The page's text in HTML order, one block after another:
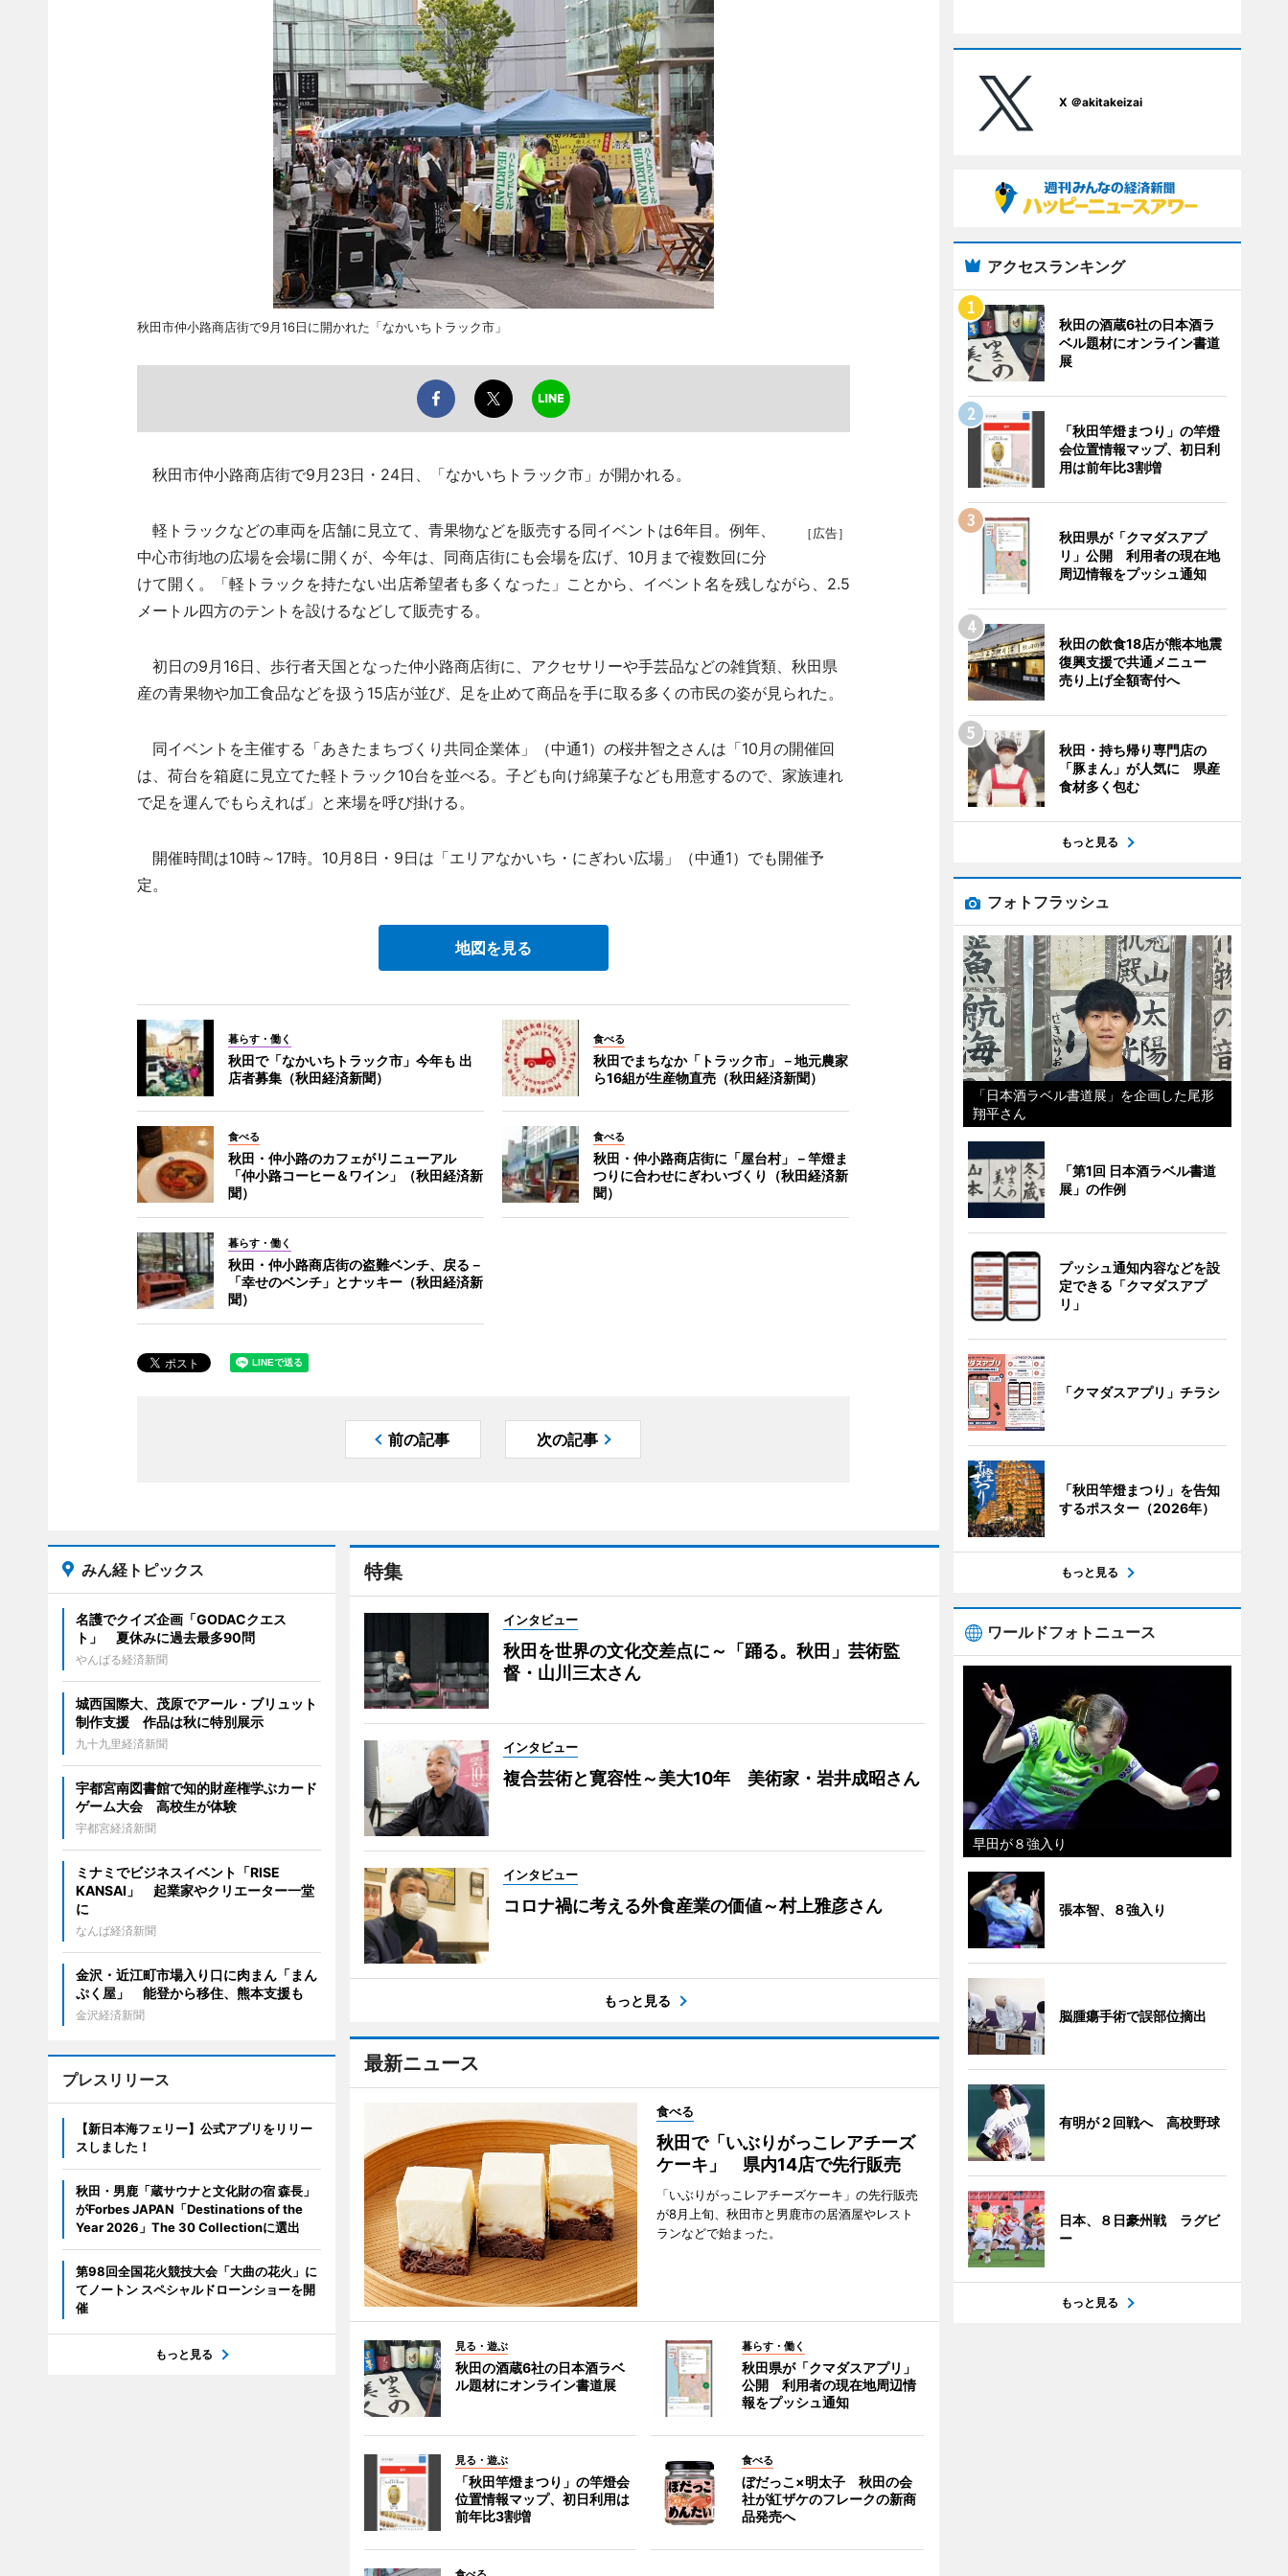
秋田市仲小路商店街で9月16日に開かれた「なかいちトラック市」
秋田市仲小路商店街で9月23日・24日、「なかいちトラック市」が開かれる。
［広告］
軽トラックなどの車両を店舗に見立て、青果物などを販売する同イベントは6年目。例年、
中心市街地の広場を会場に開くが、今年は、同商店街にも会場を広げ、10月まで複数回に分
けて開く。「軽トラックを持たない出店希望者も多くなった」ことから、イベント名を残しながら、2.5
メートル四方のテントを設けるなどして販売する。
初日の9月16日、歩行者天国となった仲小路商店街に、アクセサリーや手芸品などの雑貨類、秋田県
産の青果物や加工食品などを扱う15店が並び、足を止めて商品を手に取る多くの市民の姿が見られた。
同イベントを主催する「あきたまちづくり共同企業体」（中通1）の桜井智之さんは「10月の開催回
は、荷台を箱庭に見立てた軽トラック10台を並べる。子ども向け綿菓子なども用意するので、家族連れ
で足を運んでもらえれば」と来場を呼び掛ける。
開催時間は10時～17時。10月8日・9日は「エリアなかいち・にぎわい広場」（中通1）でも開催予
定。
地図を見る
暮らす・働く
秋田で「なかいちトラック市」今年も 出
店者募集（秋田経済新聞）
食べる
秋田でまちなか「トラック市」－地元農家
ら16組が生産物直売（秋田経済新聞）
食べる
秋田・仲小路のカフェがリニューアル
「仲小路コーヒー＆ワイン」（秋田経済新
聞）
食べる
秋田・仲小路商店街に「屋台村」－竿燈ま
つりに合わせにぎわいづくり（秋田経済新
聞）
暮らす・働く
秋田・仲小路商店街の盗難ベンチ、戻る－
「幸せのベンチ」とナッキー（秋田経済新
聞）
前の記事 次の記事
特集
インタビュー
秋田を世界の文化交差点に～「踊る。秋田」芸術監
督・山川三太さん
インタビュー
複合芸術と寛容性～美大10年 美術家・岩井成昭さん
インタビュー
コロナ禍に考える外食産業の価値～村上雅彦さん
もっと見る
最新ニュース
食べる
秋田で「いぶりがっこレアチーズ
ケーキ」 県内14店で先行販売
「いぶりがっこレアチーズケーキ」の先行販売
が8月上旬、秋田市と男鹿市の居酒屋やレスト
ランなどで始まった。
見る・遊ぶ
秋田の酒蔵6社の日本酒ラベ
ル題材にオンライン書道展
暮らす・働く
秋田県が「クマダスアプリ」
公開 利用者の現在地周辺情
報をプッシュ通知
見る・遊ぶ
「秋田竿燈まつり」の竿燈会
位置情報マップ、初日利用は
前年比3割増
食べる
ぼだっこ×明太子 秋田の会
社が紅ザケのフレークの新商
品発売へ
みん経トピックス
名護でクイズ企画「GODACクエス
ト」 夏休みに過去最多90問
やんばる経済新聞
城西国際大、茂原でアール・ブリュット
制作支援 作品は秋に特別展示
九十九里経済新聞
宇都宮南図書館で知的財産権学ぶカード
ゲーム大会 高校生が体験
宇都宮経済新聞
ミナミでビジネスイベント「RISE
KANSAI」 起業家やクリエーター一堂
に
なんば経済新聞
金沢・近江町市場入り口に肉まん「まん
ぷく屋」 能登から移住、熊本支援も
金沢経済新聞
プレスリリース
【新日本海フェリー】公式アプリをリリー
スしました！
秋田・男鹿「蔵サウナと文化財の宿 森長」
がForbes JAPAN「Destinations of the
Year 2026」The 30 Collectionに選出
第98回全国花火競技大会「大曲の花火」に
てノートン スペシャルドローンショーを開
催
もっと見る
X ＠akitakeizai
アクセスランキング
秋田の酒蔵6社の日本酒ラ
ベル題材にオンライン書道
展
「秋田竿燈まつり」の竿燈
会位置情報マップ、初日利
用は前年比3割増
秋田県が「クマダスアプ
リ」公開 利用者の現在地
周辺情報をプッシュ通知
秋田の飲食18店が熊本地震
復興支援で共通メニュー
売り上げ全額寄付へ
秋田・持ち帰り専門店の
「豚まん」が人気に 県産
食材多く包む
もっと見る
フォトフラッシュ
「日本酒ラベル書道展」を企画した尾形
翔平さん
「第1回 日本酒ラベル書道
展」の作例
プッシュ通知内容などを設
定できる「クマダスアプ
リ」
「クマダスアプリ」チラシ
「秋田竿燈まつり」を告知
するポスター（2026年）
もっと見る
ワールドフォトニュース
早田が８強入り
張本智、８強入り
脳腫瘍手術で誤部位摘出
有明が２回戦へ 高校野球
日本、８日豪州戦 ラグビ
ー
もっと見る